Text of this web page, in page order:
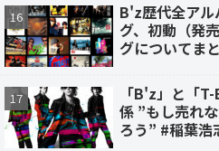
B'z歴代全アル
グ、初動（発
グについてま
「B'z」と「
係 ”もし売れ
ろう” #稲葉浩